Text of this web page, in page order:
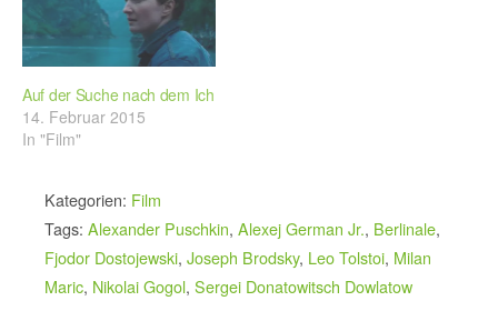
Auf der Suche nach dem Ich
14. Februar 2015
In "Film"
Kategorien: Film
Tags: Alexander Puschkin, Alexej German Jr., Berlinale,
Fjodor Dostojewski, Joseph Brodsky, Leo Tolstoi, Milan
Maric, Nikolai Gogol, Sergei Donatowitsch Dowlatow